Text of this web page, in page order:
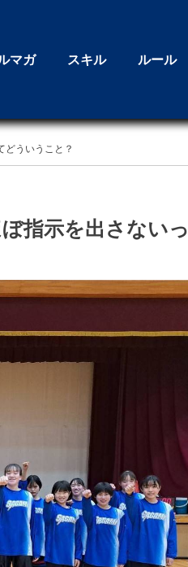
マガ スキル ルール
どういうこと？
指示を出さないっ